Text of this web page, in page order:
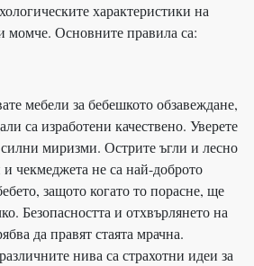
характеристики на
момче. Основните правила са:
мебели за бебешкото обзавеждане,
са изработени качествено. Уверете
миризми. Острите ъгли и лесно
чекмеджета не са най-доброто
защото когато то порасне, ще
Безопасността и отхвърлянето на
да правят стаята мрачна.
нива са страхотни идеи за